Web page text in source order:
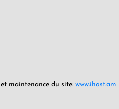
maintenance du site: www.ihost.am